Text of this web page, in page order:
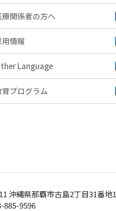
療関係者の方へ
用情報
Language
育プログラム
沖縄県那覇市古島2丁目31番地1
885-9596